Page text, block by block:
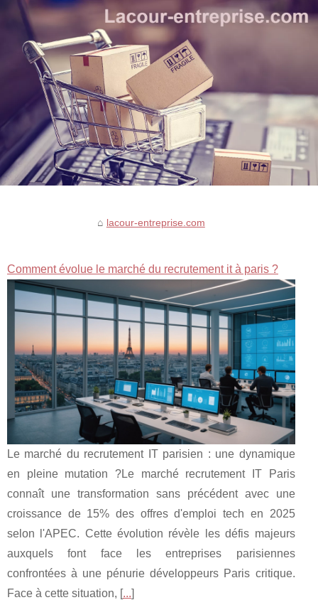
lacour-entreprise.com
Comment évolue le marché du recrutement it à paris ?
Le marché du recrutement IT parisien : une dynamique
en pleine mutation ?Le marché recrutement IT Paris
connaît une transformation sans précédent avec une
croissance de 15% des offres d'emploi tech en 2025
selon l'APEC. Cette évolution révèle les défis majeurs
auxquels font face les entreprises parisiennes
confrontées à une pénurie développeurs Paris critique.
Face à cette situation, [...]